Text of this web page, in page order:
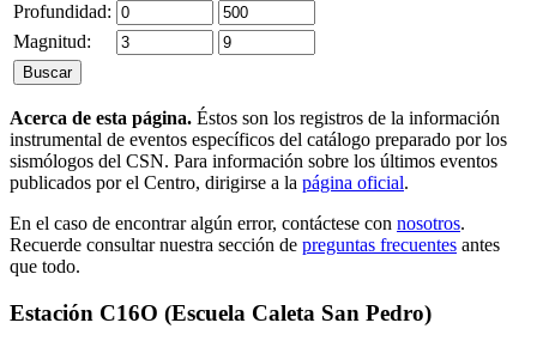
Profundidad:
Magnitud:
Acerca de esta página. Éstos son los registros de la información
instrumental de eventos específicos del catálogo preparado por los
sismólogos del CSN. Para información sobre los últimos eventos
publicados por el Centro, dirigirse a la página oficial.
En el caso de encontrar algún error, contáctese con nosotros.
Recuerde consultar nuestra sección de preguntas frecuentes antes
que todo.
Estación C16O (Escuela Caleta San Pedro)